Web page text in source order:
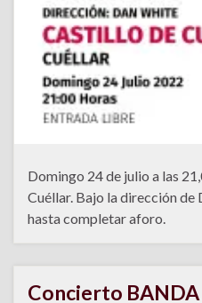
Domingo 24 de julio a las
Cuéllar. Bajo la dirección
hasta completar aforo.
Concierto